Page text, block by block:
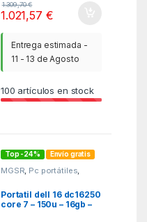
1.309,70€
1.021,57 €
Entrega estimada -
11 - 13 de Agosto
100 artículos en stock
Top -24% Envío gratis
MGSR, Pc portátiles,
Portatil dell 16 dc16250
core 7 – 150u – 16gb –